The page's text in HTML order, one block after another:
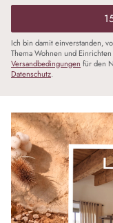
Ich bin damit einverstanden,
Thema Wohnen und
Versandbedingungen für den
Datenschutz.